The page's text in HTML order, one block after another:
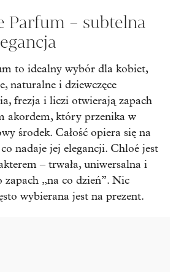
Parfum – subtelna
to idealny wybór dla kobiet,
naturalne i dziewczęce
frezja i liczi otwierają zapach
akordem, który przenika w
środek. Całość opiera się na
nadaje jej elegancji. Chloé jest
– trwała, uniwersalna i
„na co dzień”. Nic
wybierana jest na prezent.